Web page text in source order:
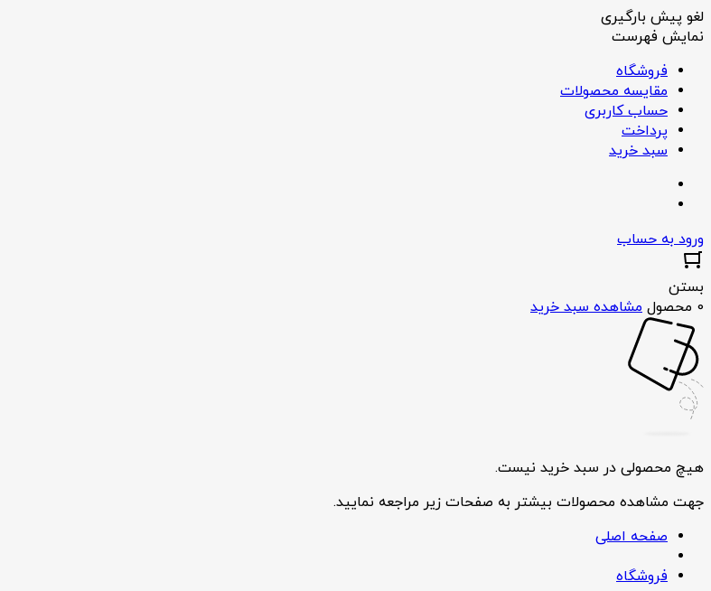
لغو پیش بارگیری
نمایش فهرست
فروشگاه
مقایسه محصولات
حساب کاربری
پرداخت
سبد خرید
ورود به حساب
بستن
0 محصول
مشاهده سبد خرید
هیچ محصولی در سبد خرید نیست.
جهت مشاهده محصولات بیشتر به صفحات زیر مراجعه نمایید.
صفحه اصلی
فروشگاه